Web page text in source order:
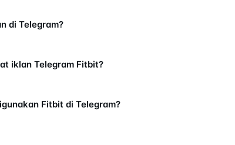
di Telegram?
iklan Telegram Fitbit?
Fitbit di Telegram?